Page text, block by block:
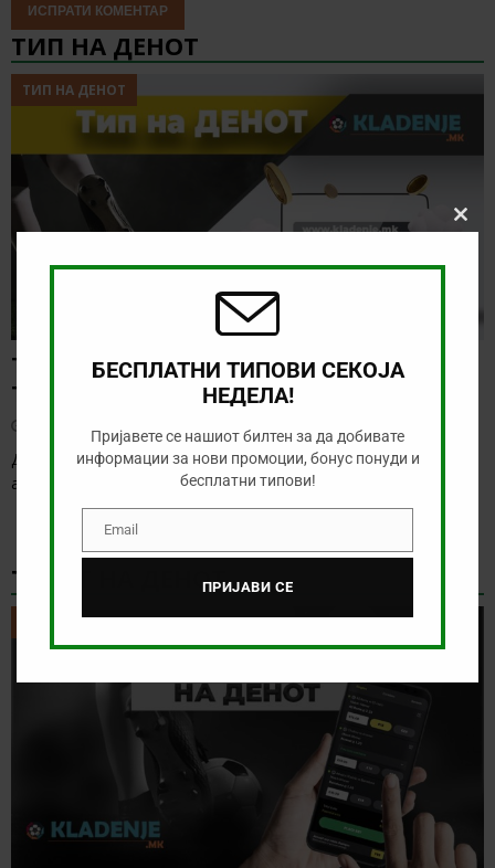
ТИП НА ДЕНОТ
ТИП НА ДЕНОТ
ТИП НА ДЕНОТ (06.08.2026, 17:00) ИНТЕР
ТУРКУ – ВАДУС
август 6, 2026
Денес има солидна понуда за обложување, а ние ќе го
анализираме дуелот од Конференциската лига
ТИКЕТ НА ДЕНОТ
ТИКЕТ НА ДЕНОТ
Close
БЕСПЛАТНИ ТИПОВИ СЕКОЈА
НЕДЕЛА!
Пријавете се нашиот билтен за да добивате
информации за нови промоции, бонус понуди и
бесплатни типови!
EmailEmail
ПРИЈАВИ СЕ